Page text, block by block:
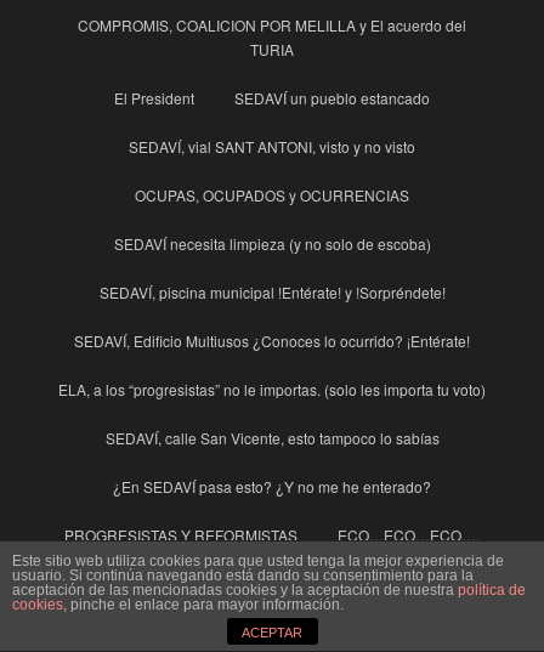
COMPROMIS, COALICION POR MELILLA y El acuerdo del
TURIA
El President SEDAVÍ un pueblo estancado
SEDAVÍ, vial SANT ANTONI, visto y no visto
OCUPAS, OCUPADOS y OCURRENCIAS
SEDAVÍ necesita limpieza (y no solo de escoba)
SEDAVÍ, piscina municipal !Entérate! y !Sorpréndete!
SEDAVÍ, Edificio Multiusos ¿Conoces lo ocurrido? ¡Entérate!
ELA, a los “progresistas” no le importas. (solo les importa tu voto)
SEDAVÍ, calle San Vicente, esto tampoco lo sabías
¿En SEDAVÍ pasa esto? ¿Y no me he enterado?
PROGRESISTAS Y REFORMISTAS ECO…ECO…ECO….
EL 8 DE MARZO Y LAS MUJERES
Ley de Paridad Otro Despropósito para cubrir a los “Diputeros del
Este sitio web utiliza cookies para que usted tenga la mejor experiencia de
usuario. Si continúa navegando está dando su consentimiento para la
aceptación de las mencionadas cookies y la aceptación de nuestra política de
cookies, pinche el enlace para mayor información.
ACEPTAR